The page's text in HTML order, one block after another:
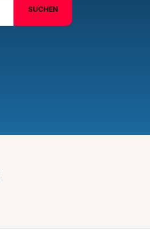
SUCHEN